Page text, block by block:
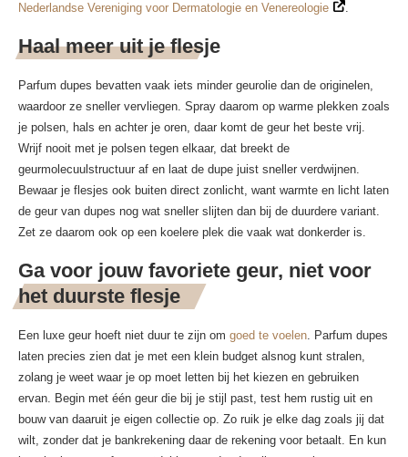
Nederlandse Vereniging voor Dermatologie en Venereologie
.
Haal meer uit je flesje
Parfum dupes bevatten vaak iets minder geurolie dan de originelen,
waardoor ze sneller vervliegen. Spray daarom op warme plekken zoals
je polsen, hals en achter je oren, daar komt de geur het beste vrij.
Wrijf nooit met je polsen tegen elkaar, dat breekt de
geurmolecuulstructuur af en laat de dupe juist sneller verdwijnen.
Bewaar je flesjes ook buiten direct zonlicht, want warmte en licht laten
de geur van dupes nog wat sneller slijten dan bij de duurdere variant.
Zet ze daarom ook op een koelere plek die vaak wat donkerder is.
Ga voor jouw favoriete geur, niet voor
het duurste flesje
Een luxe geur hoeft niet duur te zijn om goed te voelen. Parfum dupes
laten precies zien dat je met een klein budget alsnog kunt stralen,
zolang je weet waar je op moet letten bij het kiezen en gebruiken
ervan. Begin met één geur die bij je stijl past, test hem rustig uit en
bouw van daaruit je eigen collectie op. Zo ruik je elke dag zoals jij dat
wilt, zonder dat je bankrekening daar de rekening voor betaalt. En kun